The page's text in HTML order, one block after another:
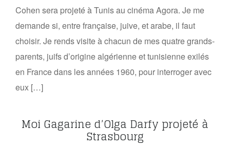
Cohen sera projeté à Tunis au cinéma Agora. Je me
demande si, entre française, juive, et arabe, il faut
choisir. Je rends visite à chacun de mes quatre grands-
parents, juifs d’origine algérienne et tunisienne exilés
en France dans les années 1960, pour interroger avec
eux […]
Moi Gagarine d’Olga Darfy projeté à
Strasbourg